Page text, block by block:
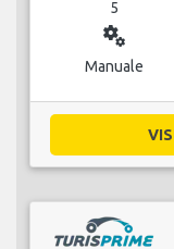
5
miscellaneous_services
Manuale